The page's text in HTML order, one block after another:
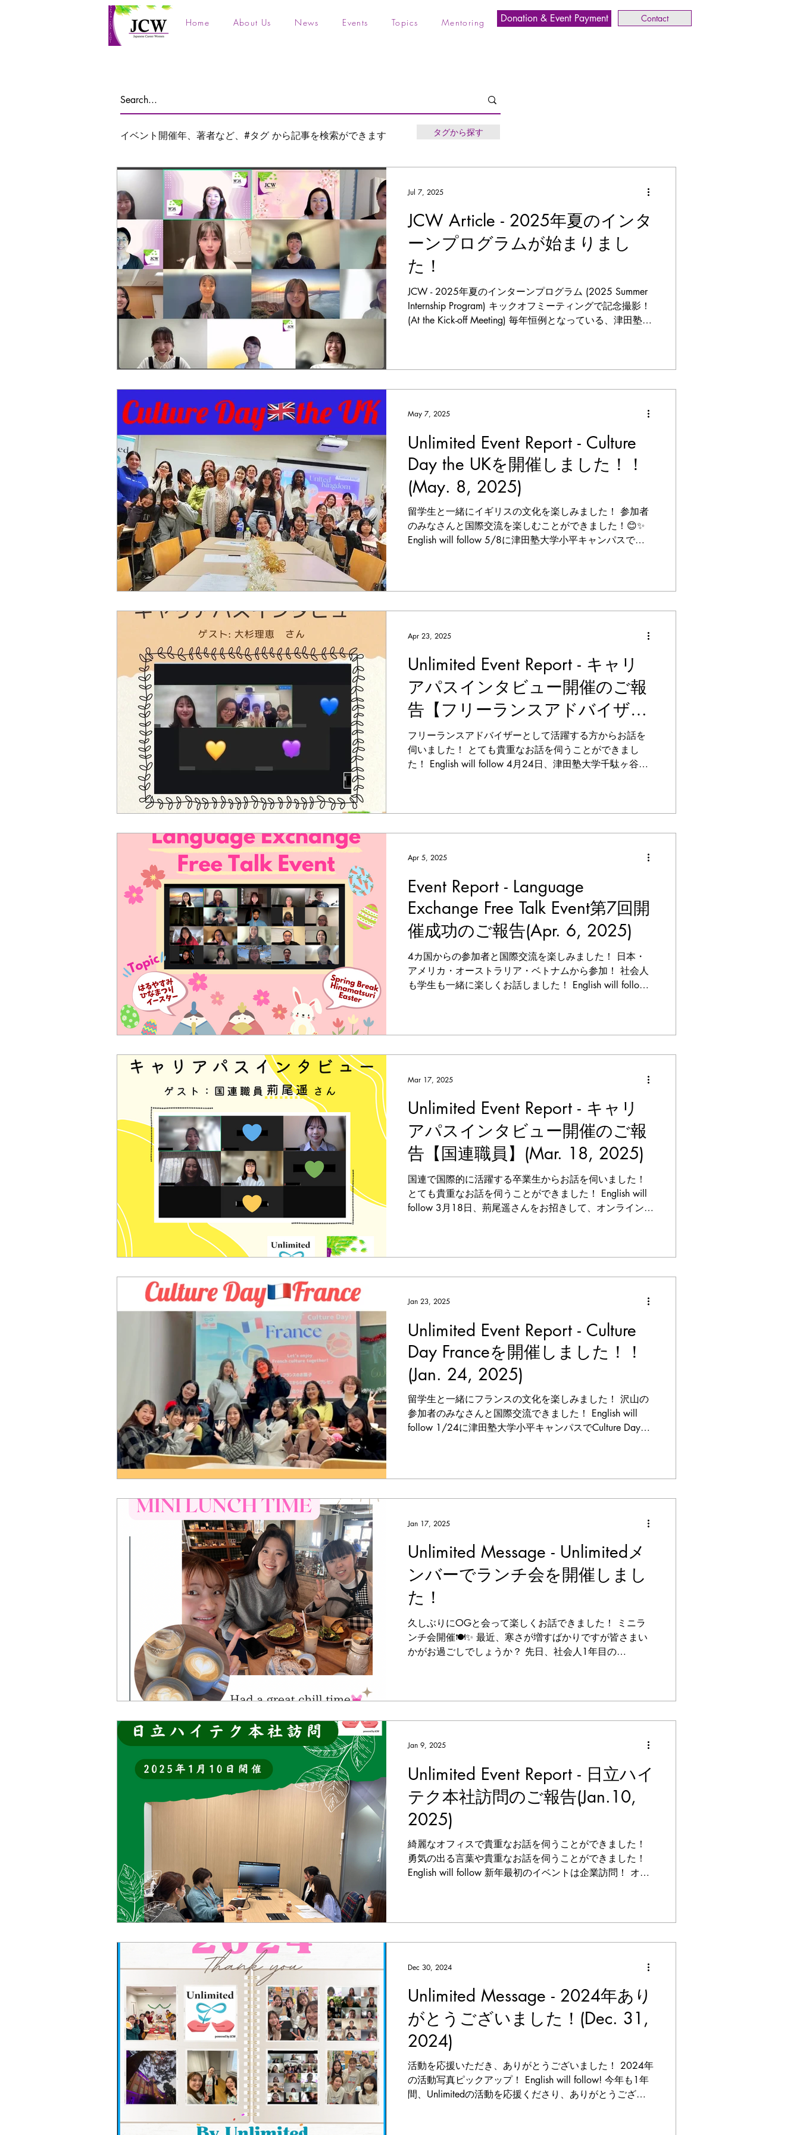
Home About Us News Events Topics Mentoring Donation & Event Payment Contact
イベント開催年、著者など、#タグ から記事を検索ができます タグから探す
JCW Article - 2025年夏のインタ
ーンプログラムが始まりまし
た！
JCW - 2025年夏のインターンプログラム (2025 Summer
Internship Program) キックオフミーティングで記念撮影！
(At the Kick-off Meeting) 毎年恒例となっている、津田塾大
Team 2: UnlimitedとUNTとのオンラインイベント企画運営
ン期間中は、JCWスタッフに加えて、東京学生支部
Unlimitedのメンバーや、地元テキサス州にあるUNT
(University of North Texas)の学生さんとも協働し、国境を
越えたコラボレーションが展開されます。 学生のみなさ
んにとって、たくさんの学びや気づきが生まれる1か月間
となりますように。 私たちJCWも、一緒に楽しみながら
活動していくのを楽しみにしていま
Jul 7, 2025
Unlimited Event Report - Culture
Day the UKを開催しました！！
(May. 8, 2025)
留学生と一緒にイギリスの文化を楽しみました！ 参加者
のみなさんと国際交流を楽しむことができました！😊✨
English will follow 5/8に津田塾大学小平キャンパスで
May 7, 2025
Unlimited Event Report - キャリ
アパスインタビュー開催のご報
告【フリーランスアドバイザ
ー】(April. 24, 2025)
フリーランスアドバイザーとして活躍する方からお話を
伺いました！ とても貴重なお話を伺うことができまし
た！ English will follow 4月24日、津田塾大学千駄ヶ谷キ
Apr 23, 2025
Event Report - Language
Exchange Free Talk Event第7回開
催成功のご報告(Apr. 6, 2025)
4カ国からの参加者と国際交流を楽しみました！ 日本・
アメリカ・オーストラリア・ベトナムから参加！ 社会人
も学生も一緒に楽しくお話しました！ English will follow
Apr 5, 2025
Unlimited Event Report - キャリ
アパスインタビュー開催のご報
告【国連職員】(Mar. 18, 2025)
国連で国際的に活躍する卒業生からお話を伺いました！
とても貴重なお話を伺うことができました！ English will
follow 3月18日、荊尾遥さんをお招きして、オンラインイ
Mar 17, 2025
Unlimited Event Report - Culture
Day Franceを開催しました！！
(Jan. 24, 2025)
留学生と一緒にフランスの文化を楽しみました！ 沢山の
参加者のみなさんと国際交流できました！ English will
follow 1/24に津田塾大学小平キャンパスでCulture Dayを
Jan 23, 2025
Unlimited Message - Unlimitedメ
ンバーでランチ会を開催しまし
た！
久しぶりにOGと会って楽しくお話できました！ ミニラ
ンチ会開催🍽️✨ 最近、寒さが増すばかりですが皆さまい
かがお過ごしでしょうか？ 先日、社会人1年目の
Jan 17, 2025
Unlimited Event Report - 日立ハイ
テク本社訪問のご報告(Jan.10,
2025)
綺麗なオフィスで貴重なお話を伺うことができました！
勇気の出る言葉や貴重なお話を伺うことができました！
English will follow 新年最初のイベントは企業訪問！ オフ
Jan 9, 2025
Unlimited Message - 2024年あり
がとうございました！(Dec. 31,
2024)
活動を応援いただき、ありがとうございました！ 2024年
の活動写真ピックアップ！ English will follow! 今年も1年
間、Unlimitedの活動を応援くださり、ありがとうござい
Dec 30, 2024